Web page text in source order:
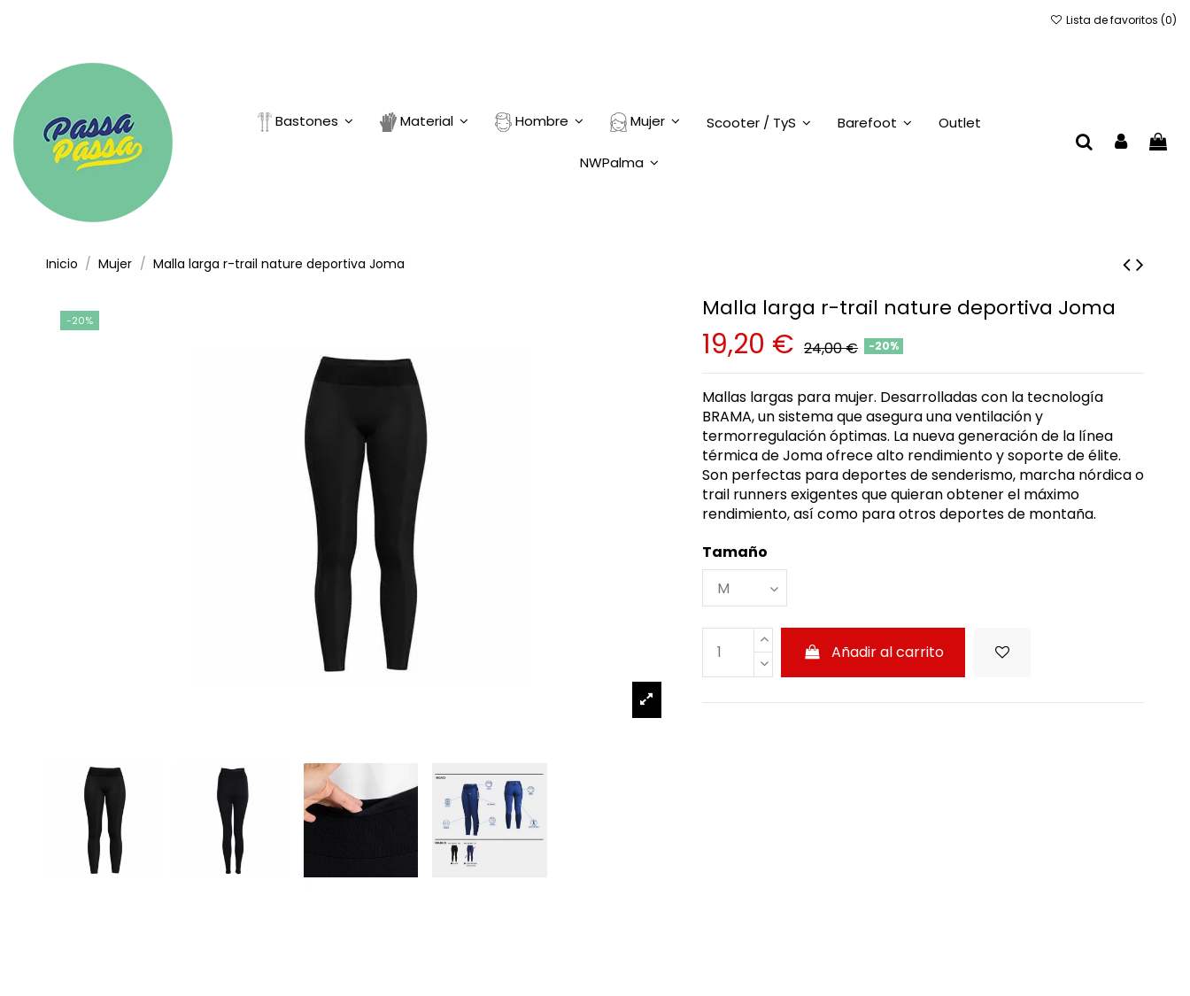
Lista de favoritos (0)
Bastones Material Hombre Mujer Scooter / TyS Barefoot Outlet
NWPalma
Inicio Mujer Malla larga r-trail nature deportiva Joma
-20% Malla larga r-trail nature deportiva Joma
19,20 € 24,00 € -20%
Mallas largas para mujer. Desarrolladas con la tecnología
BRAMA, un sistema que asegura una ventilación y
termorregulación óptimas. La nueva generación de la línea
térmica de Joma ofrece alto rendimiento y soporte de élite.
Son perfectas para deportes de senderismo, marcha nórdica o
trail runners exigentes que quieran obtener el máximo
rendimiento, así como para otros deportes de montaña.
Tamaño
Añadir al carrito